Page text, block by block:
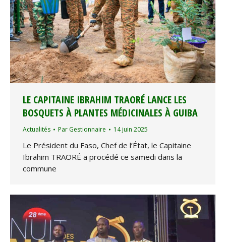
LE CAPITAINE IBRAHIM TRAORÉ LANCE LES
BOSQUETS À PLANTES MÉDICINALES À GUIBA
Actualités Par Gestionnaire 14 juin 2025
Le Président du Faso, Chef de l’État, le Capitaine
Ibrahim TRAORÉ a procédé ce samedi dans la
commune